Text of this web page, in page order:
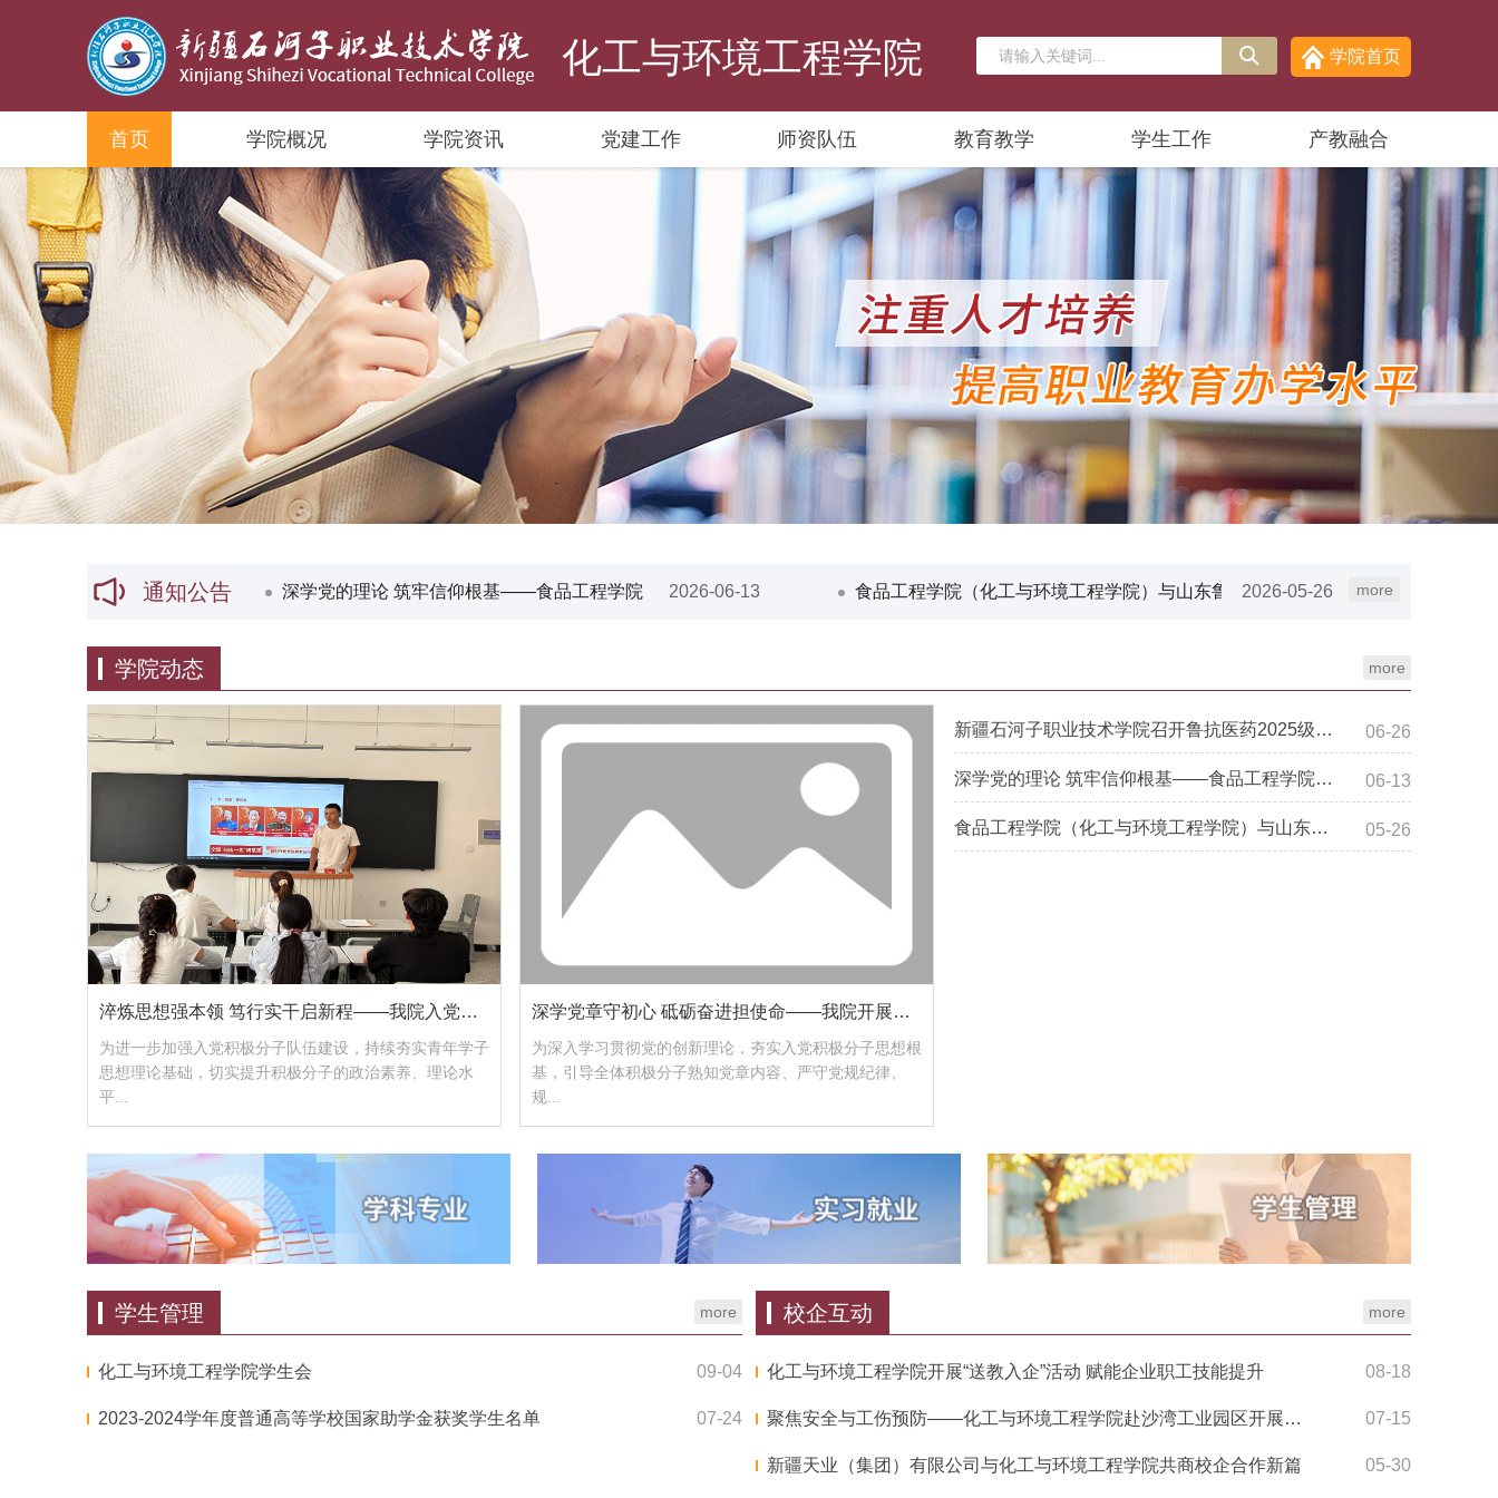
化工与环境工程学院 学院首页
首页 学院概况
学院简介 学院领导 组织机构
学院资讯
学院动态 通知公告
党建工作
组织架构 党建动态
师资队伍
师资概况 教师风采
教育教学
专业设置 人才培养 实训室建设
学生工作
学生管理 团学活动
产教融合
校企互动 实习实训
通知公告 more
2025级订...2026-06-26 深学党的理论 筑牢信仰根基——食品工程学院（化...2026-06-13 食品工程学院（化工与环境工程学院）与山东鲁抗医...2026-05-26
学院动态 more
淬炼思想强本领 笃行实干启新程——我院入党积极分子培养教...
为进一步加强入党积极分子队伍建设，持续夯实青年学子
思想理论基础，切实提升积极分子的政治素养、理论水
平...
深学党章守初心 砥砺奋进担使命——我院开展入党积极分子党...
为深入学习贯彻党的创新理论，夯实入党积极分子思想根
基，引导全体积极分子熟知党章内容、严守党规纪律、
规...
新疆石河子职业技术学院召开鲁抗医药2025级订单班招生动... 06-26
深学党的理论 筑牢信仰根基——食品工程学院（化工与环境工... 06-13
食品工程学院（化工与环境工程学院）与山东鲁抗医药股份有限... 05-26
学生管理 more
化工与环境工程学院学生会 09-04
2023-2024学年度普通高等学校国家助学金获奖学生名单 07-24
校企互动 more
化工与环境工程学院开展“送教入企”活动 赋能企业职工技能提升 08-18
聚焦安全与工伤预防——化工与环境工程学院赴沙湾工业园区开展安全专项培训 07-15
新疆天业（集团）有限公司与化工与环境工程学院共商校企合作新篇 05-30